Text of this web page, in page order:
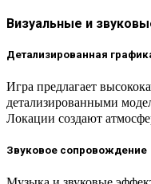
Визуальные и
Детализированная
Игра предлагает
детализированными
Локации создают
Звуковое сопровождение